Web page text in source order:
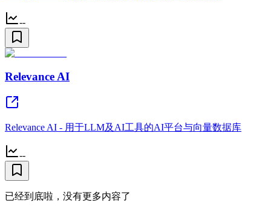
--
Relevance AI
Relevance AI - 用于LLM及AI工具的AI平台与向量数据库
--
已经到底啦，没有更多内容了